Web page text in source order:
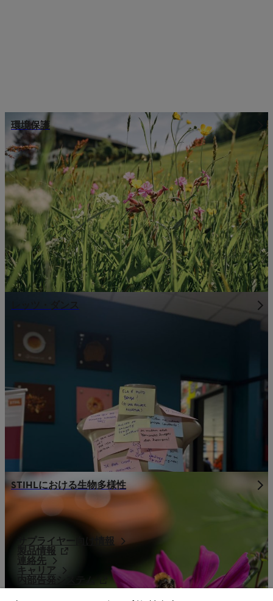
環境保護
レッツ・ダンス
STIHLにおける生物多様性
サプライヤー向け情報
製品情報
連絡先
キャリア
内部告発システム